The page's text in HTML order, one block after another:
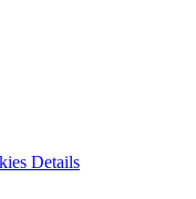
Details